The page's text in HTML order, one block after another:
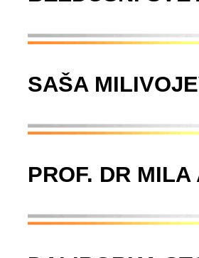
SAŠA
PROF. DR